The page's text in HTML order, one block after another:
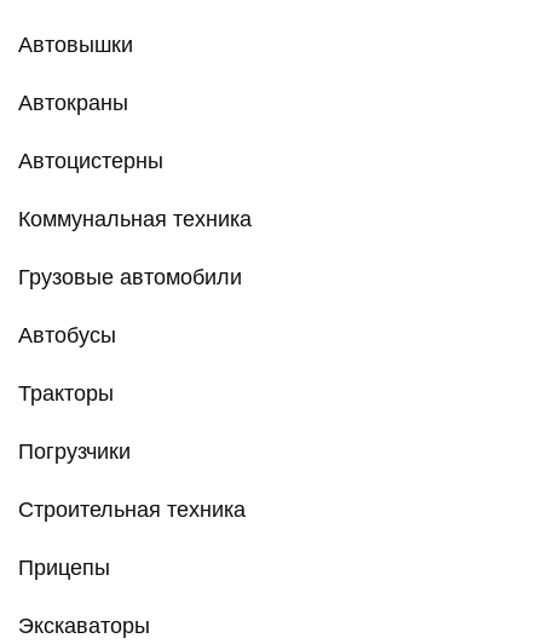
Автовышки
Автокраны
Автоцистерны
Коммунальная техника
Грузовые автомобили
Автобусы
Тракторы
Погрузчики
Строительная техника
Прицепы
Экскаваторы